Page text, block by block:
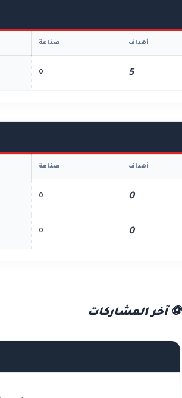
أهداف صناعة
5
0
أهداف صناعة
0
0
0
0
⚽ آخر المشاركات